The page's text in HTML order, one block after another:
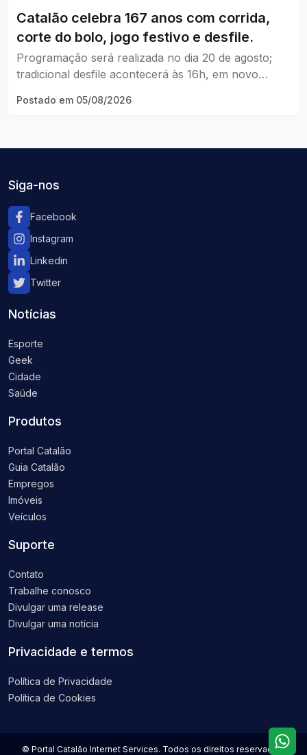
Catalão celebra 167 anos com corrida,
corte do bolo, jogo festivo e desfile.
Programação será realizada no dia 20 de agosto;
tradicional desfile acontecerá às 16h, em novo
Postado em 05/08/2026
Siga-nos
Facebook
Instagram
Linkedin
Twitter
Notícias
Esporte
Geek
Cidade
Saúde
Produtos
Portal Catalão
Guia Catalão
Empregos
Imóveis
Veículos
Suporte
Contato
Trabalhe conosco
Divulgar uma release
Divulgar uma notícia
Privacidade e termos
Política de Privacidade
Política de Cookies
© Portal Catalão Internet Services. Todos os direitos reservados.